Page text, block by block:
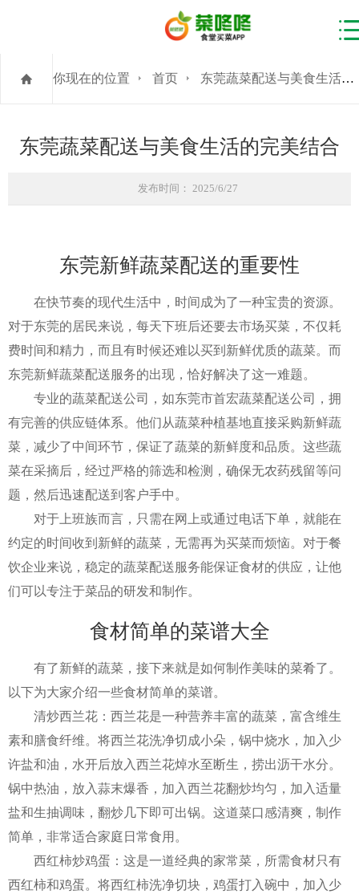
你现在的位置 首页 东莞蔬菜配送与美食生活的完美结合
东莞蔬菜配送与美食生活的完美结合
发布时间： 2025/6/27
东莞新鲜蔬菜配送的重要性
在快节奏的现代生活中，时间成为了一种宝贵的资源。
对于东莞的居民来说，每天下班后还要去市场买菜，不仅耗
费时间和精力，而且有时候还难以买到新鲜优质的蔬菜。而
东莞新鲜蔬菜配送服务的出现，恰好解决了这一难题。
专业的蔬菜配送公司，如东莞市首宏蔬菜配送公司，拥
有完善的供应链体系。他们从蔬菜种植基地直接采购新鲜蔬
菜，减少了中间环节，保证了蔬菜的新鲜度和品质。这些蔬
菜在采摘后，经过严格的筛选和检测，确保无农药残留等问
题，然后迅速配送到客户手中。
对于上班族而言，只需在网上或通过电话下单，就能在
约定的时间收到新鲜的蔬菜，无需再为买菜而烦恼。对于餐
饮企业来说，稳定的蔬菜配送服务能保证食材的供应，让他
们可以专注于菜品的研发和制作。
食材简单的菜谱大全
有了新鲜的蔬菜，接下来就是如何制作美味的菜肴了。
以下为大家介绍一些食材简单的菜谱。
清炒西兰花：西兰花是一种营养丰富的蔬菜，富含维生
素和膳食纤维。将西兰花洗净切成小朵，锅中烧水，加入少
许盐和油，水开后放入西兰花焯水至断生，捞出沥干水分。
锅中热油，放入蒜末爆香，加入西兰花翻炒均匀，加入适量
盐和生抽调味，翻炒几下即可出锅。这道菜口感清爽，制作
简单，非常适合家庭日常食用。
西红柿炒鸡蛋：这是一道经典的家常菜，所需食材只有
西红柿和鸡蛋。将西红柿洗净切块，鸡蛋打入碗中，加入少